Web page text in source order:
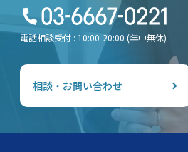
電話相談受付 : 10:00-20:00 (年中無休)
相談・お問い合わせ